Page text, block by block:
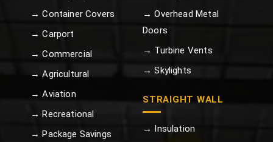
→ Container Covers
→ Carport
→ Commercial
→ Agricultural
→ Aviation
→ Recreational
→ Package Savings
→ Overhead Metal
Doors
→ Turbine Vents
→ Skylights
STRAIGHT WALL
→ Insulation